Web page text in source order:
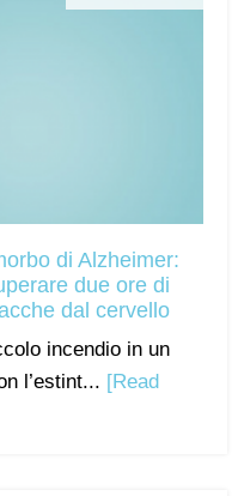
di Alzheimer:
due ore di
dal cervello
incendio in un
l’estint... [Read